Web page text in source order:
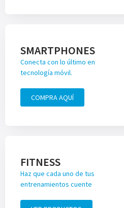
SMARTPHONES
Conecta con lo último en
tecnología móvil.
COMPRA AQUÍ
FITNESS
Haz que cada uno de tus
entrenamientos cuente